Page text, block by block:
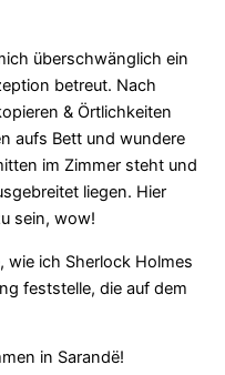
überschwänglich ein
betreut. Nach
& Örtlichkeiten
aufs Bett und wundere
im Zimmer steht und
liegen. Hier
sein, wow!
wie ich Sherlock Holmes
feststelle, die auf dem
in Sarandë!